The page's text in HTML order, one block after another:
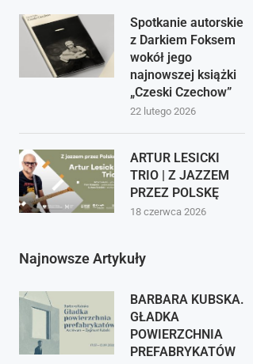
Spotkanie autorskie
z Darkiem Foksem
wokół jego
najnowszej książki
„Czeski Czechow”
22 lutego 2026
ARTUR LESICKI
TRIO | Z JAZZEM
PRZEZ POLSKĘ
18 czerwca 2026
Najnowsze Artykuły
BARBARA KUBSKA.
GŁADKA
POWIERZCHNIA
PREFABRYKATÓW